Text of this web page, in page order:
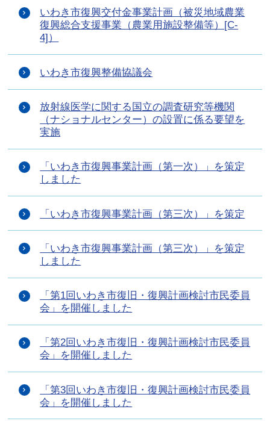
いわき市復興交付金事業計画（被災地域農業
復興総合支援事業（農業用施設整備等）[C-
4]）
いわき市復興整備協議会
放射線医学に関する国立の調査研究等機関
（ナショナルセンター）の設置に係る要望を
実施
「いわき市復興事業計画（第一次）」を策定
しました
「いわき市復興事業計画（第三次）」を策定
「いわき市復興事業計画（第三次）」を策定
しました
「第1回いわき市復旧・復興計画検討市民委員
会」を開催しました
「第2回いわき市復旧・復興計画検討市民委員
会」を開催しました
「第3回いわき市復旧・復興計画検討市民委員
会」を開催しました